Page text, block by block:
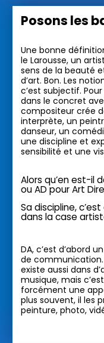
Posons les
Une bonne
le Larousse, un
sens de la beauté
d’art. Bon. Les
c’est subjectif.
dans le concret
compositeur crée
interprète, un
danseur, un
une discipline et
sensibilité et une
Alors qu’en est-il
ou AD pour Art
Sa discipline,
dans la case
DA, c’est d’abord
de
existe aussi dans
musique, mais
forcément une
plus souvent, il les
peinture, photo,